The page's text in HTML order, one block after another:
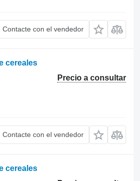
Contacte con el vendedor
cereales
Precio a consultar
Contacte con el vendedor
cereales